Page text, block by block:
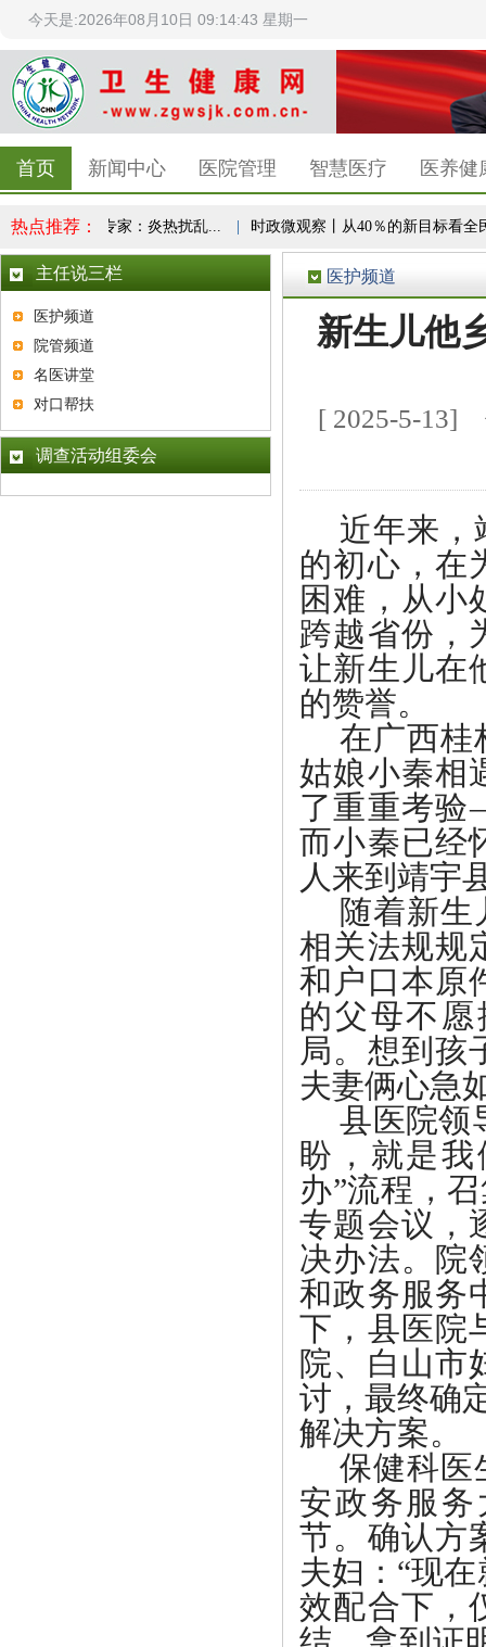
今天是:2026年08月10日 09:14:43 星期一
首页 新闻中心 医院管理 智慧医疗 医养健
热点推荐：
易“失控”？专家：炎热扰乱... 时政微观察丨从40％的新目标看全
医护频道
新生儿他
[ 2025-5-13]
近年来，
的初心，在
困难，从小
跨越省份，
让新生儿在
的赞誉。
在广西桂
姑娘小秦相
了重重考验
而小秦已经
人来到靖宇
随着新生
相关法规规
和户口本原
的父母不
局。想到孩
夫妻俩心急
县医院领
盼，就是
办”流程，
专题会议，
决办法。院
和政务服务
下，县医院
院、白山市
讨，最终确
解决方案。
保健科医
安政务服
节。确认方
夫妇： “现
效配合下，
主任说三栏
医护频道
院管频道
名医讲堂
对口帮扶
调查活动组委会